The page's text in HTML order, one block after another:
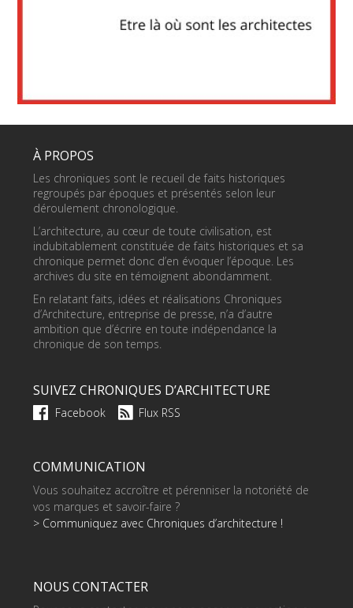
À PROPOS
Les chroniques sont le recueil de faits historiques
regroupés par époques et présentés selon leur
déroulement chronologique.
L’architecture, au cœur de toute civilisation, est
indubitablement constituée de faits historiques et sa
chronique permet donc d’en évoquer l’époque. Les
archives du site en témoignent abondamment.
En relatant faits, idées et réalisations Chroniques
d’Architecture, entreprise de presse, n’a d’autre
ambition que d’écrire en toute indépendance la
chronique de son temps.
SUIVEZ CHRONIQUES D’ARCHITECTURE
Facebook Flux RSS
COMMUNICATION
Vous souhaitez accroître et pérenniser la notoriété de
vos marques et savoir-faire ?
> Communiquez avec Chroniques d’architecture !
NOUS CONTACTER